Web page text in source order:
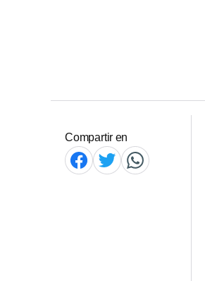
Compartir en